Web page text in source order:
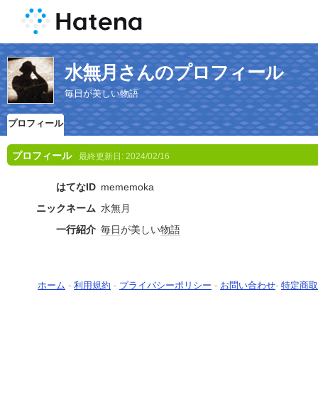
水無月さんのプロフィール
毎日が美しい物語
プロフィール
プロフィール 最終更新日: 2024/02/16
はてなID mememoka
ニックネーム 水無月
一行紹介 毎日が美しい物語
ホーム - 利用規約 - プライバシーポリシー - お問い合わせ- 特定商